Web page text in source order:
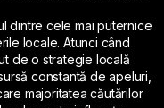
dintre cele mai puternice
locale. Atunci când
de o strategie locală
constantă de apeluri,
majoritatea căutărilor